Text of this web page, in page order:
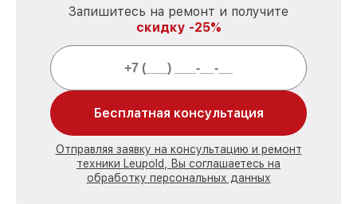
Запишитесь на ремонт и получите
скидку -25%
Бесплатная консультация
Отправляя заявку на консультацию и ремонт
техники Leupold, Вы соглашаетесь на
обработку персональных данных